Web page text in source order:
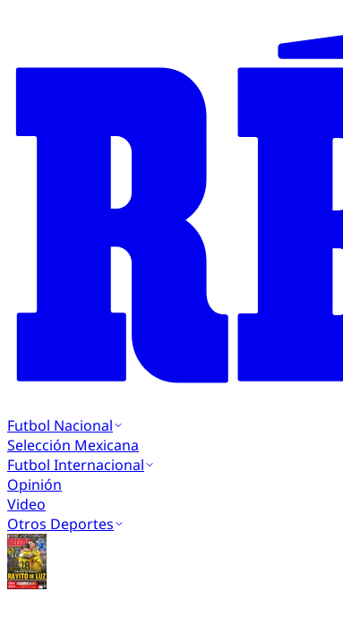
Futbol Nacional
Selección Mexicana
Futbol Internacional
Opinión
Video
Otros Deportes